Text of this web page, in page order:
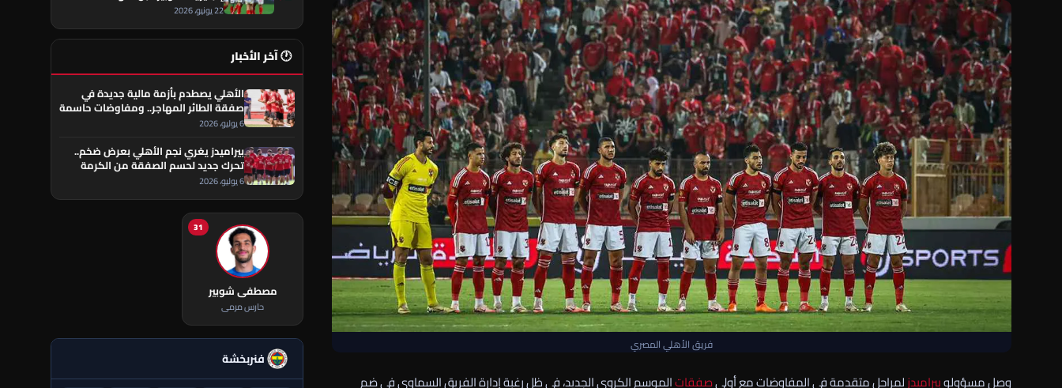
فريق الأهلي المصري
وصل مسؤولوبيراميدزلمراحل متقدمة في المفاوضات مع أولىصفقاتالموسم الكروي الجديد، في ظل رغبة إدارة الفريق السماوي في ضم
22 يونيو، 2026
🕐 آخر الأخبار
الأهلي يصطدم بأزمة مالية جديدة في
صفقة الطائر المهاجر.. ومفاوضات حاسمة
تقترب من الحسم
6 يوليو، 2026
بيراميدز يغري نجم الأهلي بعرض ضخم..
تحرك جديد لحسم الصفقة من الكرمة
العراقي
6 يوليو، 2026
31
مصطفى شوبير
حارس مرمى
فنربخشة